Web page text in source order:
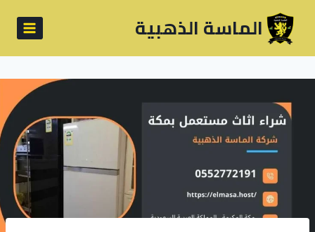
المحتوى
الماسة الذهبية